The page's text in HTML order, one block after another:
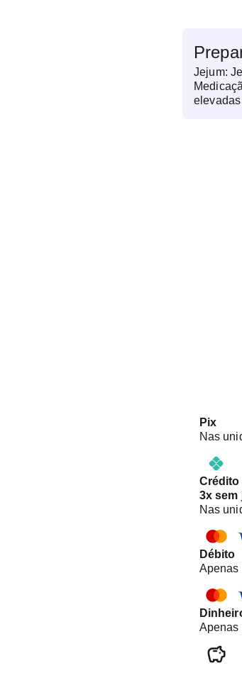
Jejum:
Pix
Nas
Crédito
3x sem
Nas
Débito
Apenas
Apenas